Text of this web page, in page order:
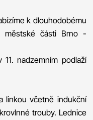
k dlouhodobému
městské části Brno -
nadzemním podlaží
linkou včetně indukční
trouby. Lednice